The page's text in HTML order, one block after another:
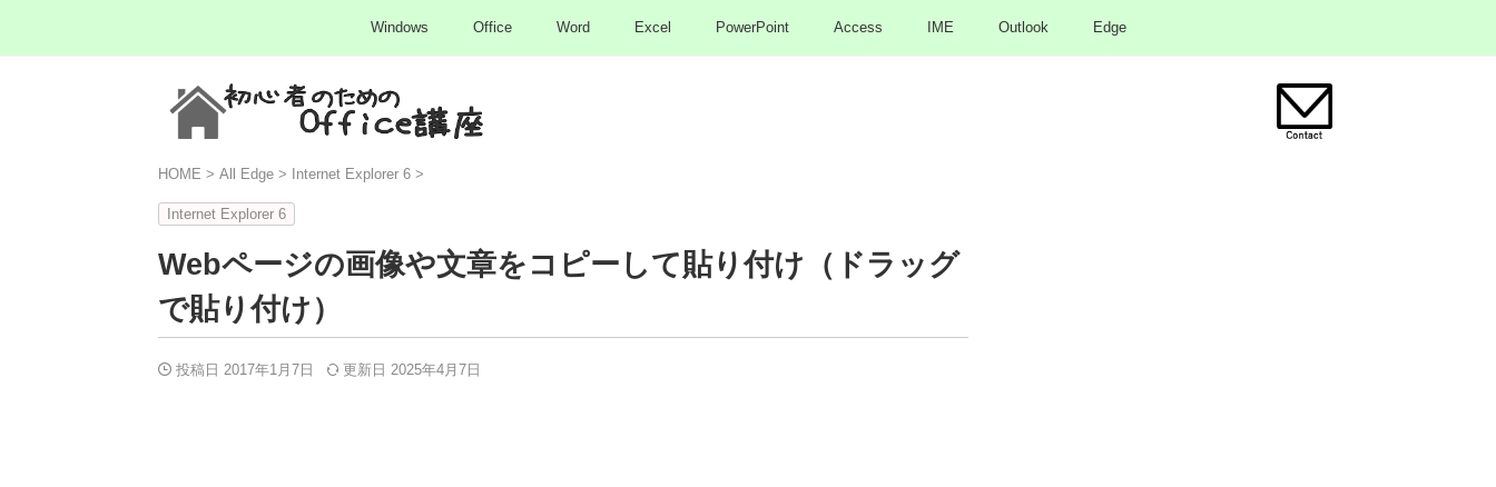
Windows Office Word Excel PowerPoint Access IME Outlook Edge
HOME > All Edge > Internet Explorer 6 >
Internet Explorer 6
Webページの画像や文章をコピーして貼り付け（ドラッグ
で貼り付け）
投稿日 2017年1月7日 更新日 2025年4月7日